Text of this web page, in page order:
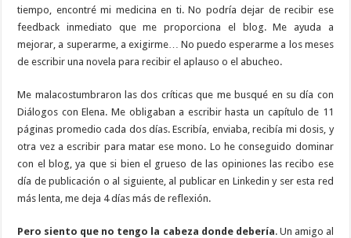
tiempo, encontré mi medicina en ti. No podría dejar de recibir ese
feedback inmediato que me proporciona el blog. Me ayuda a
mejorar, a superarme, a exigirme… No puedo esperarme a los meses
de escribir una novela para recibir el aplauso o el abucheo.
Me malacostumbraron las dos críticas que me busqué en su día con
Diálogos con Elena. Me obligaban a escribir hasta un capítulo de 11
páginas promedio cada dos días. Escribía, enviaba, recibía mi dosis, y
otra vez a escribir para matar ese mono. Lo he conseguido dominar
con el blog, ya que si bien el grueso de las opiniones las recibo ese
día de publicación o al siguiente, al publicar en Linkedin y ser esta red
más lenta, me deja 4 días más de reflexión.
Pero siento que no tengo la cabeza donde debería. Un amigo al